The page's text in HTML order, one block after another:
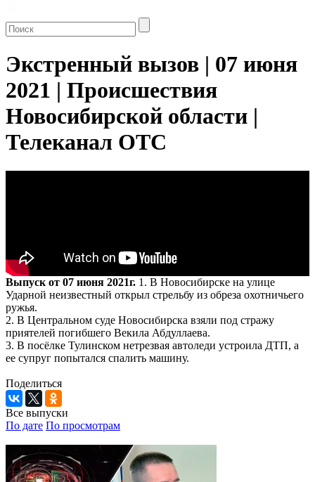
Экстренный вызов | 07 июня
2021 | Происшествия
Новосибирской области |
Телеканал ОТС
Выпуск от 07 июня 2021г. 1. В Новосибирске на улице
Ударной неизвестный открыл стрельбу из обреза охотничьего
ружья.
2. В Центральном суде Новосибирска взяли под стражу
приятелей погибшего Векила Абдуллаева.
3. В посёлке Тулинском нетрезвая автоледи устроила ДТП, а
ее супруг попытался спалить машину.
Поделиться
Все выпуски
По дате По просмотрам